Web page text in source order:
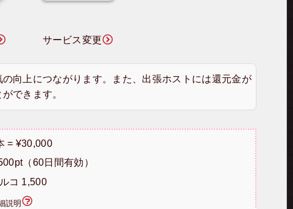
サービス変更
向上につながります。また、出張ホストには還元金が
できます。
= ¥30,000
（60日間有効）
コ 1,500
説明